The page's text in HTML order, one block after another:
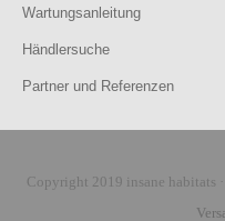
Wartungsanleitung
Händlersuche
Partner und Referenzen
Copyright 2019 insane habitats